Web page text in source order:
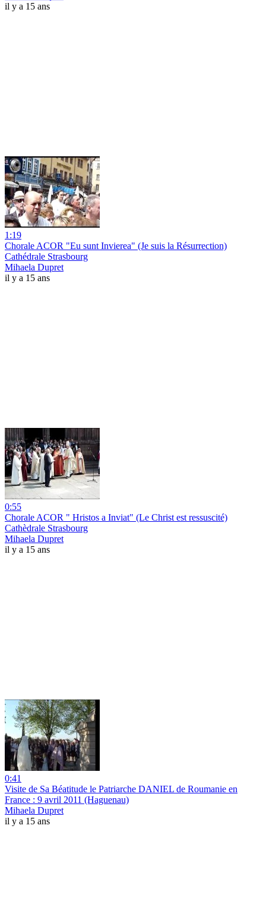
il y a 15 ans
1:19
Chorale ACOR "Eu sunt Invierea" (Je suis la Résurrection)
Cathédrale Strasbourg
Mihaela Dupret
il y a 15 ans
0:55
Chorale ACOR " Hristos a Inviat" (Le Christ est ressuscité)
Cathèdrale Strasbourg
Mihaela Dupret
il y a 15 ans
0:41
Visite de Sa Béatitude le Patriarche DANIEL de Roumanie en
France : 9 avril 2011 (Haguenau)
Mihaela Dupret
il y a 15 ans